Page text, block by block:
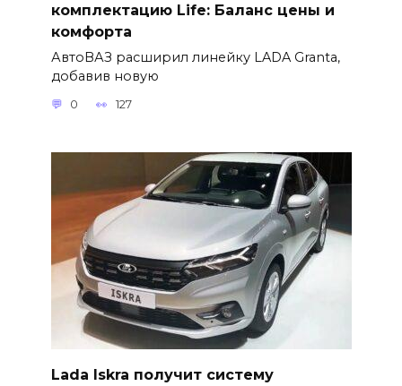
комплектацию Life: Баланс цены и
комфорта
АвтоВАЗ расширил линейку LADA Granta,
добавив новую
0 127
Lada Iskra получит систему